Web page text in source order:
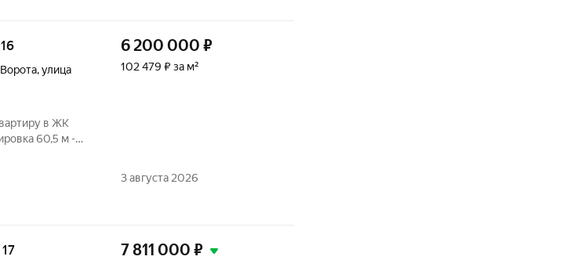
,улица
в ЖК
60,5 м -
-
6 200 000 ₽
102 479 ₽ за м²
3 августа 2026
7 811 000 ₽